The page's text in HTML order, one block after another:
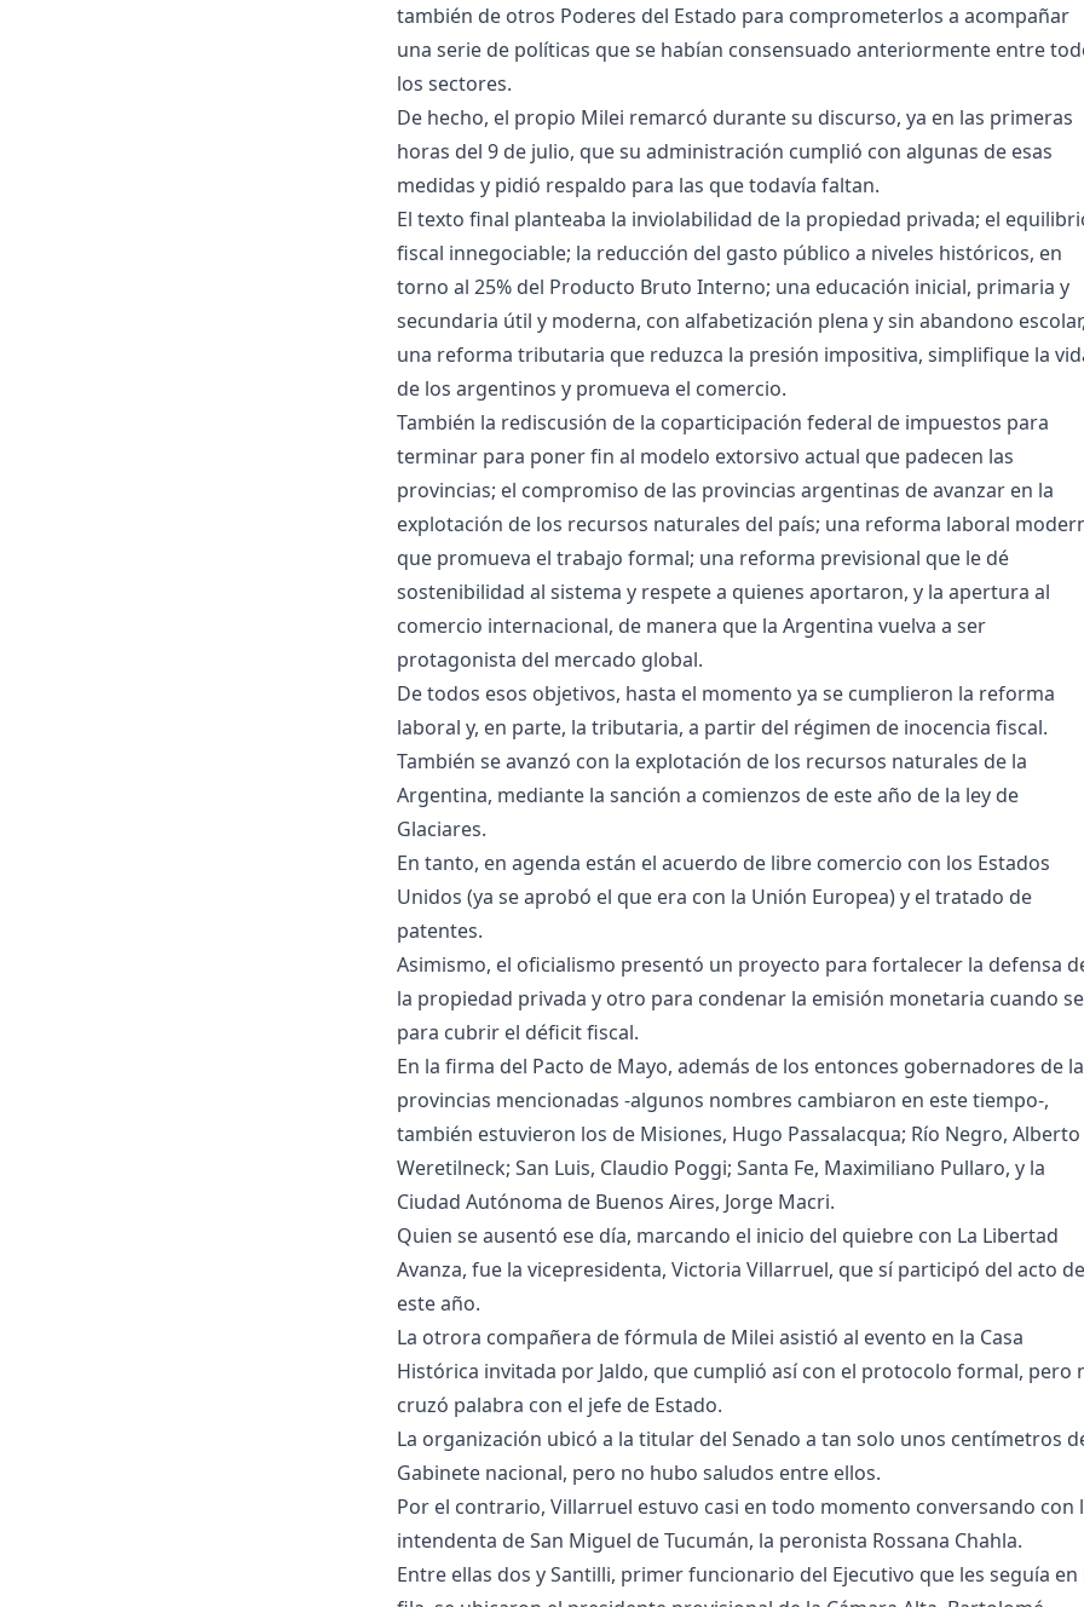
también de otros Poderes del Estado para comprometerlos a acompañar
una serie de políticas que se habían consensuado anteriormente entre
los sectores.
De hecho, el propio Milei remarcó durante su discurso, ya en las primeras
horas del 9 de julio, que su administración cumplió con algunas de esas
medidas y pidió respaldo para las que todavía faltan.
El texto final planteaba la inviolabilidad de la propiedad privada; el
fiscal innegociable; la reducción del gasto público a niveles históricos, en
torno al 25% del Producto Bruto Interno; una educación inicial, primaria y
secundaria útil y moderna, con alfabetización plena y sin abandono
una reforma tributaria que reduzca la presión impositiva, simplifique la
de los argentinos y promueva el comercio.
También la rediscusión de la coparticipación federal de impuestos para
terminar para poner fin al modelo extorsivo actual que padecen las
provincias; el compromiso de las provincias argentinas de avanzar en la
explotación de los recursos naturales del país; una reforma laboral
que promueva el trabajo formal; una reforma previsional que le dé
sostenibilidad al sistema y respete a quienes aportaron, y la apertura al
comercio internacional, de manera que la Argentina vuelva a ser
protagonista del mercado global.
De todos esos objetivos, hasta el momento ya se cumplieron la reforma
laboral y, en parte, la tributaria, a partir del régimen de inocencia fiscal.
También se avanzó con la explotación de los recursos naturales de la
Argentina, mediante la sanción a comienzos de este año de la ley de
Glaciares.
En tanto, en agenda están el acuerdo de libre comercio con los Estados
Unidos (ya se aprobó el que era con la Unión Europea) y el tratado de
patentes.
Asimismo, el oficialismo presentó un proyecto para fortalecer la defensa
la propiedad privada y otro para condenar la emisión monetaria cuando
para cubrir el déficit fiscal.
En la firma del Pacto de Mayo, además de los entonces gobernadores de
provincias mencionadas -algunos nombres cambiaron en este tiempo-,
también estuvieron los de Misiones, Hugo Passalacqua; Río Negro, Alberto
Weretilneck; San Luis, Claudio Poggi; Santa Fe, Maximiliano Pullaro, y la
Ciudad Autónoma de Buenos Aires, Jorge Macri.
Quien se ausentó ese día, marcando el inicio del quiebre con La Libertad
Avanza, fue la vicepresidenta, Victoria Villarruel, que sí participó del acto de
este año.
La otrora compañera de fórmula de Milei asistió al evento en la Casa
Histórica invitada por Jaldo, que cumplió así con el protocolo formal, pero
cruzó palabra con el jefe de Estado.
La organización ubicó a la titular del Senado a tan solo unos centímetros
Gabinete nacional, pero no hubo saludos entre ellos.
Por el contrario, Villarruel estuvo casi en todo momento conversando con
intendenta de San Miguel de Tucumán, la peronista Rossana Chahla.
Entre ellas dos y Santilli, primer funcionario del Ejecutivo que les seguía en